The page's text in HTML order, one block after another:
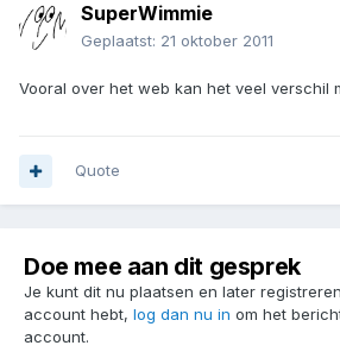
SuperWimmie
Geplaatst: 21 oktober 2011
Vooral over het web kan het veel verschil
Quote
Doe mee aan dit gesprek
Je kunt dit nu plaatsen en later
account hebt, log dan nu in om het
account.